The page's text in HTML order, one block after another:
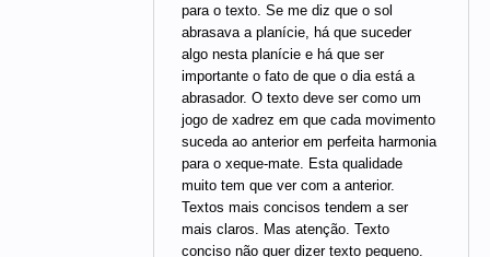
para o texto. Se me diz que o sol
abrasava a planície, há que suceder
algo nesta planície e há que ser
importante o fato de que o dia está a
abrasador. O texto deve ser como um
jogo de xadrez em que cada movimento
suceda ao anterior em perfeita harmonia
para o xeque-mate. Esta qualidade
muito tem que ver com a anterior.
Textos mais concisos tendem a ser
mais claros. Mas atenção. Texto
conciso não quer dizer texto pequeno.